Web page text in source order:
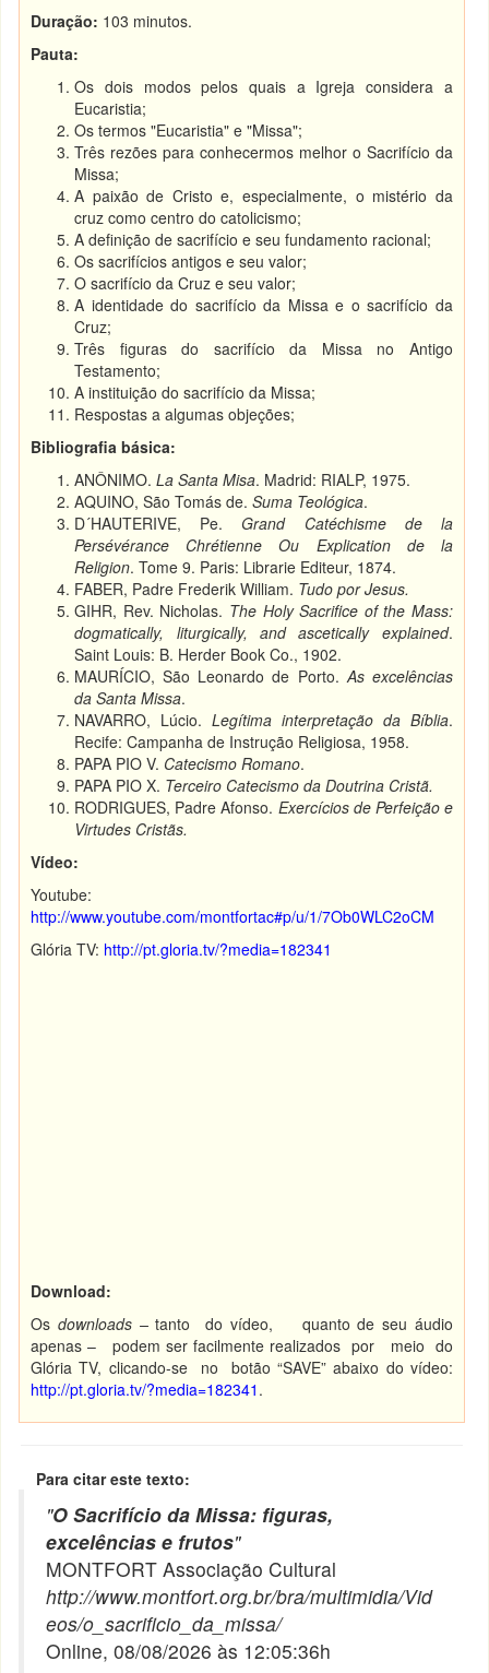
Duração: 103 minutos.
Pauta:
Os dois modos pelos quais a Igreja considera a
Eucaristia;
Os termos "Eucaristia" e "Missa";
Três rezões para conhecermos melhor o Sacrifício da
Missa;
A paixão de Cristo e, especialmente, o mistério da
cruz como centro do catolicismo;
A definição de sacrifício e seu fundamento racional;
Os sacrifícios antigos e seu valor;
O sacrifício da Cruz e seu valor;
A identidade do sacrifício da Missa e o sacrifício da
Cruz;
Três figuras do sacrifício da Missa no Antigo
Testamento;
A instituição do sacrifício da Missa;
Respostas a algumas objeções;
Bibliografia básica:
ANÔNIMO.La Santa Misa. Madrid: RIALP, 1975.
AQUINO, São Tomás de.Suma Teológica.
D´HAUTERIVE, Pe.Grand Catéchisme de la
Persévérance Chrétienne Ou Explication de la
Religion. Tome 9. Paris: Librarie Editeur, 1874.
FABER, Padre Frederik William. Tudo por Jesus.
GIHR, Rev. Nicholas. The Holy Sacrifice of the Mass:
dogmatically, liturgically, and ascetically explained.
Saint Louis: B. Herder Book Co., 1902.
MAURÍCIO, São Leonardo de Porto.As excelências
da Santa Missa.
NAVARRO, Lúcio.Legítima interpretação da Bíblia.
Recife: Campanha de Instrução Religiosa, 1958.
PAPA PIO V. Catecismo Romano.
PAPA PIO X. Terceiro Catecismo da Doutrina Cristã.
RODRIGUES, Padre Afonso. Exercícios de Perfeição e
Virtudes Cristãs.
Vídeo:
Youtube:
http://www.youtube.com/montfortac#p/u/1/7Ob0WLC2oCM
Glória TV: http://pt.gloria.tv/?media=182341
Download:
Os downloads –tanto do vídeo, quanto de seu áudio
apenas – podem ser facilmente realizados por meio do
Glória TV, clicando-se no botão “SAVE” abaixo do vídeo:
http://pt.gloria.tv/?media=182341 .
Para citar este texto:
"O Sacrifício da Missa: figuras,
excelências e frutos"
MONTFORT Associação Cultural
http://www.montfort.org.br/bra/multimidia/Vid
eos/o_sacrificio_da_missa/
Online, 08/08/2026 às 12:05:36h